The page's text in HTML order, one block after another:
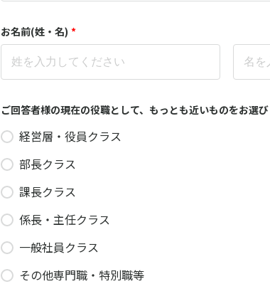
お名前(姓・名) *
ご回答者様の現在の役職として、もっとも近いものをお選び
経営層・役員クラス
部長クラス
課長クラス
係長・主任クラス
一般社員クラス
その他専門職・特別職等